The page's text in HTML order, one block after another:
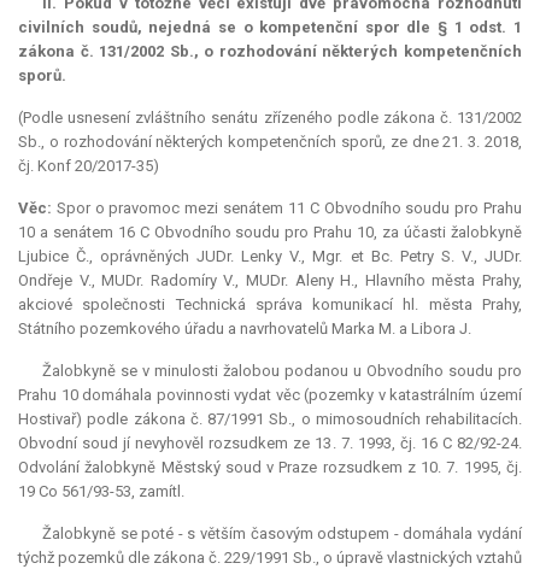
civilních soudů, nejedná se o kompetenční spor dle § 1 odst. 1
zákona č. 131/2002 Sb., o rozhodování některých kompetenčních
sporů.
(Podle usnesení zvláštního senátu zřízeného podle zákona č. 131/2002
Sb., o rozhodování některých kompetenčních sporů, ze dne 21. 3. 2018,
čj. Konf 20/2017-35)
Věc: Spor o pravomoc mezi senátem 11 C Obvodního soudu pro Prahu
10 a senátem 16 C Obvodního soudu pro Prahu 10, za účasti žalobkyně
Ljubice Č., oprávněných JUDr. Lenky V., Mgr. et Bc. Petry S. V., JUDr.
Ondřeje V., MUDr. Radomíry V., MUDr. Aleny H., Hlavního města Prahy,
akciové společnosti Technická správa komunikací hl. města Prahy,
Státního pozemkového úřadu a navrhovatelů Marka M. a Libora J.
Žalobkyně se v minulosti žalobou podanou u Obvodního soudu pro
Prahu 10 domáhala povinnosti vydat věc (pozemky v katastrálním území
Hostivař) podle zákona č. 87/1991 Sb., o mimosoudních rehabilitacích.
Obvodní soud jí nevyhověl rozsudkem ze 13. 7. 1993, čj. 16 C 82/92-24.
Odvolání žalobkyně Městský soud v Praze rozsudkem z 10. 7. 1995, čj.
19 Co 561/93-53, zamítl.
Žalobkyně se poté - s větším časovým odstupem - domáhala vydání
týchž pozemků dle zákona č. 229/1991 Sb., o úpravě vlastnických vztahů